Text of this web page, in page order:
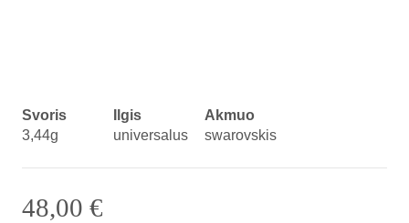
Svoris
3,44g
Ilgis
universalus
Akmuo
swarovskis
48,00 €